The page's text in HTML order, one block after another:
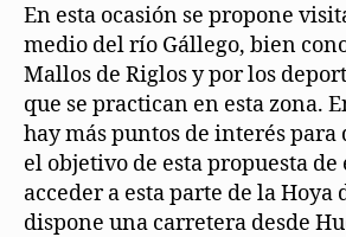
En esta ocasión se propone
medio del río Gállego, bien
Mallos de Riglos y por los
que se practican en esta zona.
hay más puntos de interés para
el objetivo de esta propuesta
acceder a esta parte de la Hoya
dispone una carretera desde